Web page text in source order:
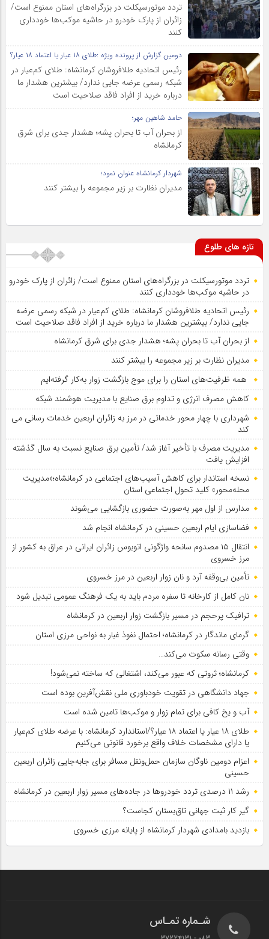
تردد موتورسیکلت در بزرگراه‌های استان ممنوع است/
زائران از پارک خودرو در حاشیه موکب‌ها خودداری
کنند
دومین گزارش از پرونده ویژه :طلای ۱۸ عیار یا اعتماد ۱۸ عیار؟
رئیس اتحادیه طلافروشان کرمانشاه: طلای کم‌عیار در
شبکه رسمی عرضه جایی ندارد/ بیشترین هشدار ما
درباره خرید از افراد فاقد صلاحیت است
حامد شاهین مهر؛
از بحران آب تا بحران پشه؛ هشدار جدی برای شرق
کرمانشاه
شهردار کرمانشاه عنوان نمود؛
مدیران نظارت بر زیر مجموعه را بیشتر کنند
تازه های طلوع
تردد موتورسیکلت در بزرگراه‌های استان ممنوع است/ زائران از پارک خودرو
در حاشیه موکب‌ها خودداری کنند
رئیس اتحادیه طلافروشان کرمانشاه: طلای کم‌عیار در شبکه رسمی عرضه
جایی ندارد/ بیشترین هشدار ما درباره خرید از افراد فاقد صلاحیت است
از بحران آب تا بحران پشه؛ هشدار جدی برای شرق کرمانشاه
مدیران نظارت بر زیر مجموعه را بیشتر کنند
همه ظرفیت‌های استان را برای موج بازگشت زوار به‌کار گرفته‌ایم
کاهش مصرف انرژی و تداوم برق صنایع با مدیریت هوشمند شبکه
شهرداری با چهار محور خدماتی در مرز به زائران اربعین خدمات رسانی می
کند
مدیریت مصرف با تأخیر آغاز شد/ تأمین برق صنایع نسبت به سال گذشته
افزایش یافت
نسخه استاندار برای کاهش آسیب‌های اجتماعی در کرمانشاه؛«مدیریت
محله‌محور» کلید تحول اجتماعی استان
مدارس از اول مهر به‌صورت حضوری بازگشایی می‌شوند
فضاسازی ایام اربعین حسینی در کرمانشاه انجام شد
انتقال ۱۵ مصدوم سانحه واژگونی اتوبوس زائران ایرانی در عراق به کشور از
مرز خسروی
تأمین بی‌وقفه آرد و نان زوار اربعین در مرز خسروی
نان کامل از کارخانه تا سفره مردم باید به یک فرهنگ عمومی تبدیل شود
ترافیک پرحجم در مسیر بازگشت زوار اربعین در کرمانشاه
گرمای ماندگار در کرمانشاه؛ احتمال نفوذ غبار به نواحی مرزی استان
وقتی رسانه سکوت می‌کند…
کرمانشاه؛ ثروتی که عبور می‌کند، اشتغالی که ساخته نمی‌شود!
جهاد دانشگاهی در تقویت خودباوری ملی نقش‌آفرین بوده است
آب و یخ کافی برای تمام زوار و موکب‌ها تامین شده است
طلای ۱۸ عیار یا اعتماد ۱۸ عیار؟/استاندارد کرمانشاه: با عرضه طلای کم‌عیار
یا دارای مشخصات خلاف واقع برخورد قانونی می‌کنیم
اعزام دومین ناوگان سازمان حمل‌ونقل مسافر برای جابه‌جایی زائران اربعین
حسینی
رشد ۱۱ درصدی تردد خودروها در جاده‌های مسیر زوار اربعین در کرمانشاه
گیر کار ثبت جهانی تاق‌بستان کجاست؟
بازدید بامدادی شهردار کرمانشاه از پایانه مرزی خسروی
شـماره تمـاس